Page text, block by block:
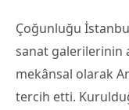
Çoğunluğu
sanat galerilerinin
mekânsal olarak
tercih etti.